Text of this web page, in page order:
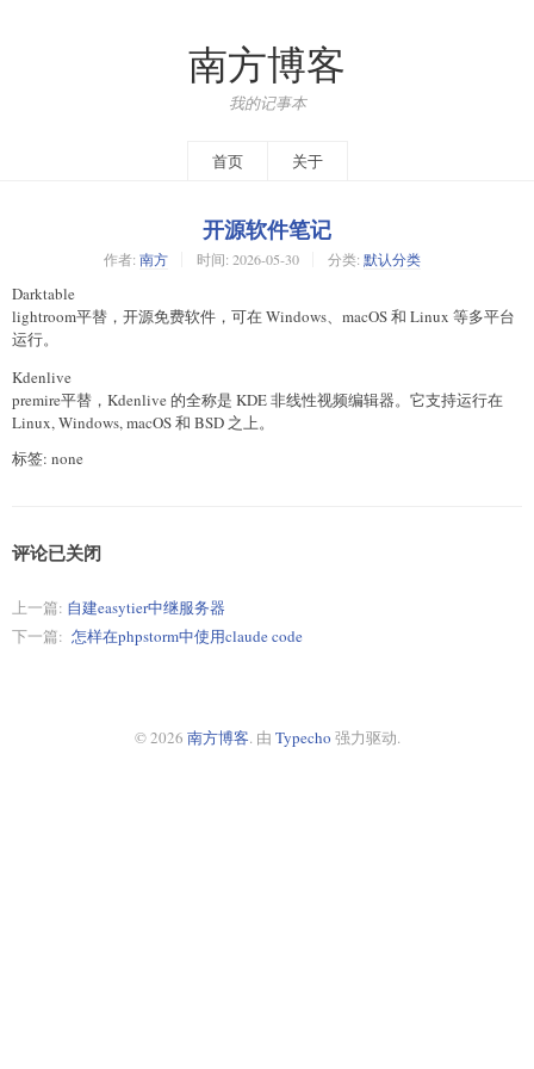
南方博客
我的记事本
首页 关于
开源软件笔记
作者: 南方 时间: 2026-05-30 分类: 默认分类
Darktable
lightroom平替，开源免费软件，可在 Windows、macOS 和 Linux 等多平台
运行。
Kdenlive
premire平替，Kdenlive 的全称是 KDE 非线性视频编辑器。它支持运行在
Linux, Windows, macOS 和 BSD 之上。
标签: none
评论已关闭
上一篇: 自建easytier中继服务器
下一篇: 怎样在phpstorm中使用claude code
© 2026 南方博客. 由 Typecho 强力驱动.